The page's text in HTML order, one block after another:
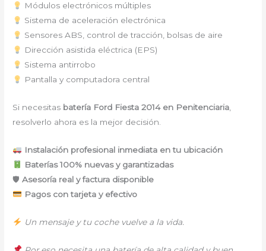
Módulos electrónicos múltiples
Sistema de aceleración electrónica
Sensores ABS, control de tracción, bolsas de aire
Dirección asistida eléctrica (EPS)
Sistema antirrobo
Pantalla y computadora central
Si necesitas batería Ford Fiesta 2014 en Penitenciaria
resolverlo ahora es la mejor decisión.
Instalación profesional inmediata en tu ubicación
Baterías 100% nuevas y garantizadas
🛡Asesoría real y factura disponible
Pagos con tarjeta y efectivo
Un mensaje y tu coche vuelve a la vida.